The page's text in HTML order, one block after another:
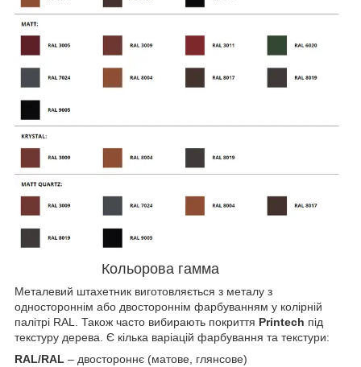
Кольорова гамма
Металевий штахетник виготовляється з металу з
одностороннім або двостороннім фарбуванням у колірній
палітрі RAL. Також часто вибирають покриття Printech під
текстуру дерева. Є кілька варіацій фарбування та текстури:
RAL/RAL – двостороннє (матове, глянсове)